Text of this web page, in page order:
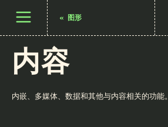
打开菜单 « 图形
内容
内嵌、多媒体、数据和其他与内容相关的功能。